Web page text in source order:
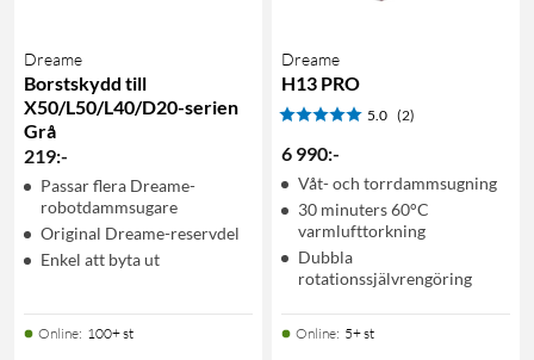
Dreame
Borstskydd till
X50/L50/L40/D20-serien
Grå
219:-
Passar flera Dreame-
robotdammsugare
Original Dreame-reservdel
Enkel att byta ut
Online: 100+ st
Dreame
H13 PRO
5.0 (2)
6 990:-
Våt- och torrdammsugning
30 minuters 60°C
varmlufttorkning
Dubbla
rotationssjälvrengöring
Online: 5+ st